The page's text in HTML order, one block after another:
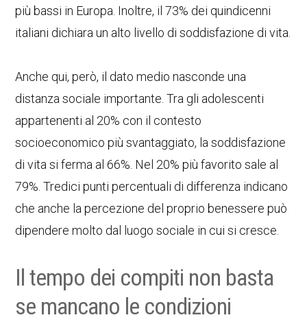
più bassi in Europa. Inoltre, il 73% dei quindicenni
italiani dichiara un alto livello di soddisfazione di vita.
Anche qui, però, il dato medio nasconde una
distanza sociale importante. Tra gli adolescenti
appartenenti al 20% con il contesto
socioeconomico più svantaggiato, la soddisfazione
di vita si ferma al 66%. Nel 20% più favorito sale al
79%. Tredici punti percentuali di differenza indicano
che anche la percezione del proprio benessere può
dipendere molto dal luogo sociale in cui si cresce.
Il tempo dei compiti non basta
se mancano le condizioni